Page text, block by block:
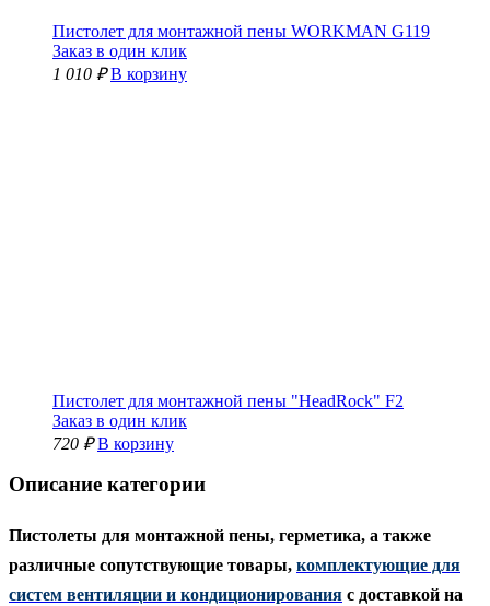
Пистолет для монтажной пены WORKMAN G119
Заказ в один клик
1 010 ₽ В корзину
Пистолет для монтажной пены "HeadRock" F2
Заказ в один клик
720 ₽ В корзину
Описание категории
Пистолеты для монтажной пены, герметика, а также
различные сопутствующие товары, комплектующие для
систем вентиляции и кондиционирования с доставкой на